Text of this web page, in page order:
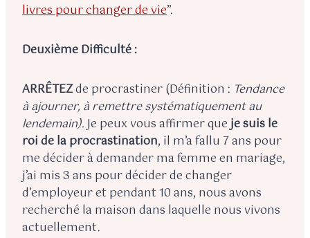
livres pour changer de vie”.
Deuxième Difficulté :
ARRÊTEZde procrastiner (Définition : Tendance
à ajourner, à remettre systématiquement au
lendemain).Je peux vous affirmer queje suis le
roi de la procrastination, il m’a fallu 7 ans pour
me décider à demander ma femme en mariage,
j’ai mis 3 ans pour décider de changer
d’employeur et pendant 10 ans, nous avons
recherché la maison dans laquelle nous vivons
actuellement.